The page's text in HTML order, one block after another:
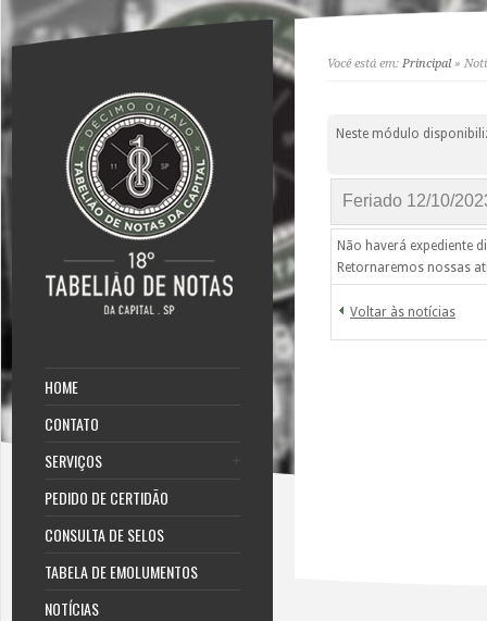
HOME
CONTATO
SERVIÇOS
PEDIDO DE CERTIDÃO
CONSULTA DE SELOS
TABELA DE EMOLUMENTOS
NOTÍCIAS
Você está em: Principal»
Neste módulo
Feriado 12/10/
Não haverá expediente
Retornaremos nossas
Voltar às notícias